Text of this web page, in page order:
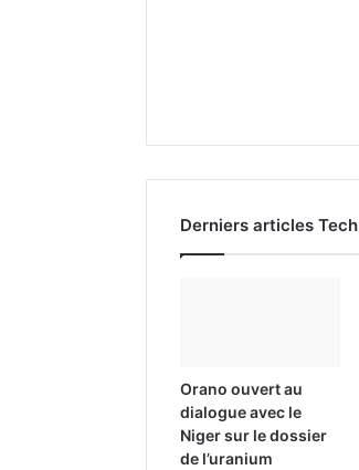
Derniers articles Tech
Orano ouvert au
dialogue avec le
Niger sur le dossier
de l’uranium